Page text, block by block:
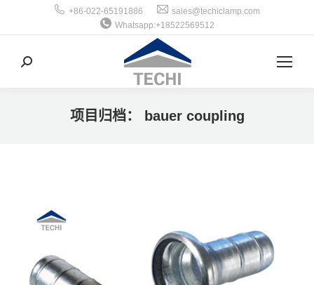
+86-022-65191886
sales@techiclamp.com
Whatsapp:+18522569512
搜
项目归档： bauer coupling